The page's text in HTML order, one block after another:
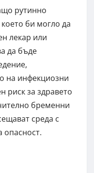
рутинно
би могло да
лекар или
да бъде
на инфекциозни
риск за здравето
бременни
среда с